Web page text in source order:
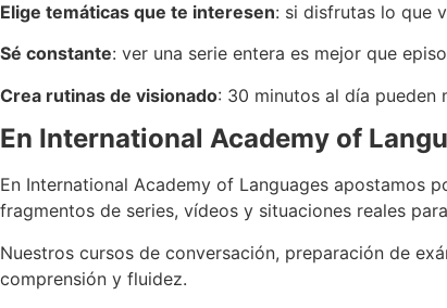
Elige temáticas que te interesen: si disfrutas lo que
Sé constante: ver una serie entera es mejor que
Crea rutinas de visionado: 30 minutos al día pueden
En International Academy of
En International Academy of Languages apostamos
fragmentos de series, vídeos y situaciones reales
Nuestros cursos de conversación, preparación de
comprensión y fluidez.